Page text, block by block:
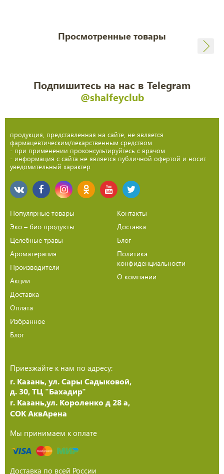
Просмотренные товары
Подпишитесь на нас в Telegram
@shalfeyclub
продукция, представленная на сайте, не является
фармацевтическим/лекарственным средством
- при применении проконсультируйтесь с врачом
- информация с сайта не является публичной офертой и носит
уведомительный характер
Популярные товары
Эко – био продукты
Целебные травы
Ароматерапия
Производители
Акции
Доставка
Оплата
Избранное
Блог
Контакты
Доставка
Блог
Политика
конфиденциальности
О компании
Приезжайте к нам по адресу:
г. Казань, ул. Сары Садыковой,
д. 30, ТЦ "Бахадир"
г. Казань,ул. Короленко д 28 а,
СОК АквАрена
Мы принимаем к оплате
Доставка по всей России